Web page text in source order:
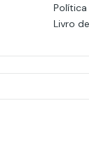
Política
Livro